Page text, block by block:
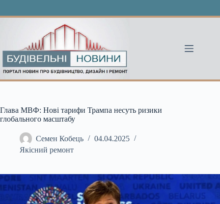
Глава МВФ: Нові тарифи Трампа несуть ризики
глобального масштабу
Семен Кобець
04.04.2025
Якісний ремонт